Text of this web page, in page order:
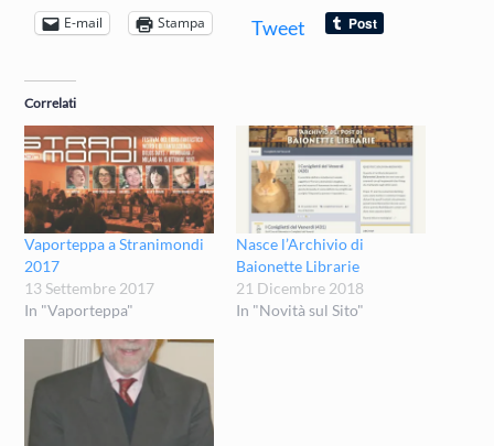
E-mail Stampa Tweet
Correlati
Vaporteppa a Stranimondi
2017
13 Settembre 2017
In "Vaporteppa"
Nasce l’Archivio di
Baionette Librarie
21 Dicembre 2018
In "Novità sul Sito"